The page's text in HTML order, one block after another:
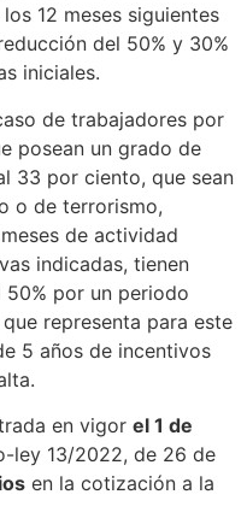
12 meses siguientes
del 50% y 30%
iniciales.
de trabajadores por
posean un grado de
33 por ciento, que sean
o de terrorismo,
de actividad
indicadas, tienen
por un periodo
representa para este
5 años de incentivos
en vigor el 1 de
ley 13/2022, de 26 de
en la cotización a la